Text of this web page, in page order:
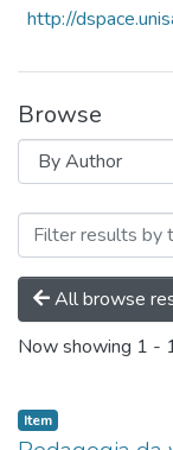
http://
Browse
Browsing
All browse
Now showing 1 -
Item